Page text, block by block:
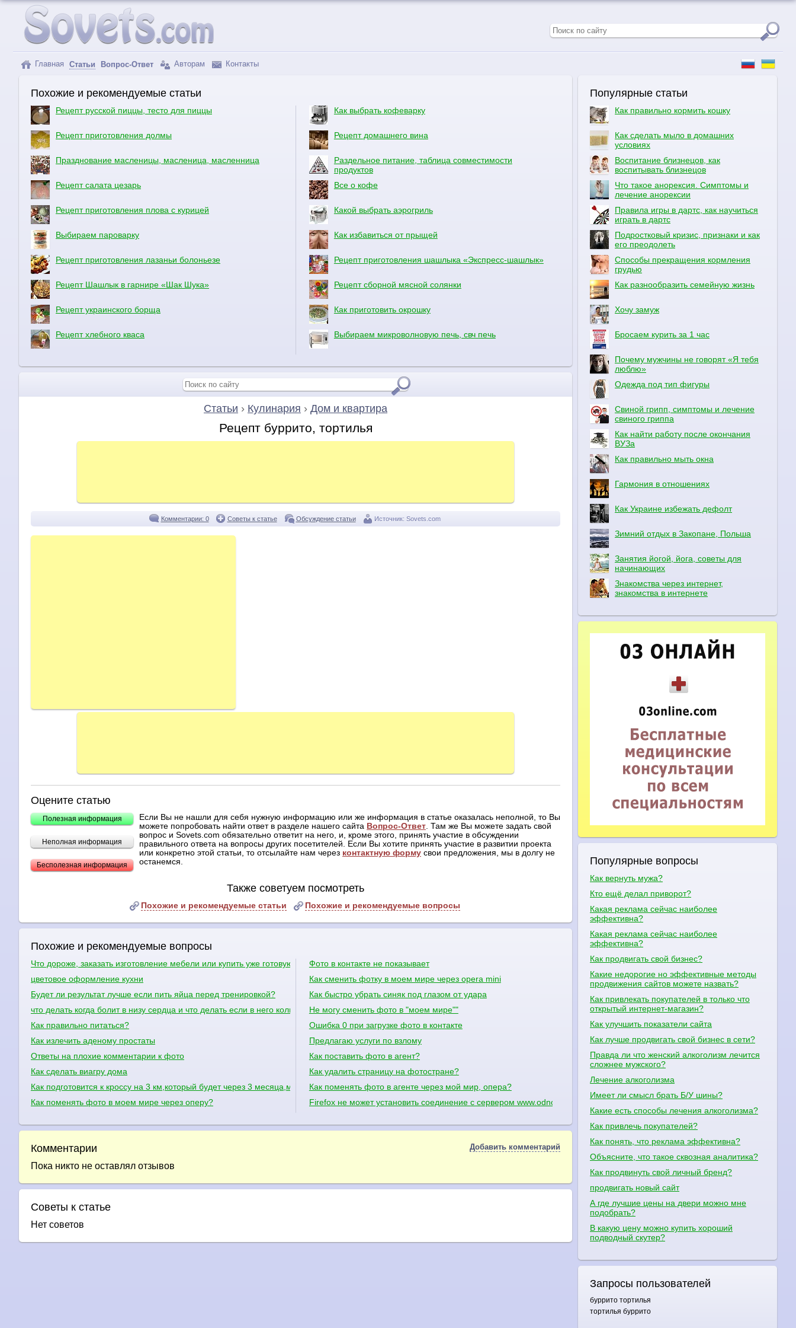
Главная Статьи Вопрос-Ответ Авторам Контакты
Похожие и рекомендуемые статьи
Рецепт русской пиццы, тесто для пиццы
Рецепт приготовления долмы
Празднование масленицы, масленица, масленница
Рецепт салата цезарь
Рецепт приготовления плова с курицей
Выбираем пароварку
Рецепт приготовления лазаньи болоньезе
Рецепт Шашлык в гарнире «Шак Шука»
Рецепт украинского борща
Рецепт хлебного кваса
Как выбрать кофеварку
Рецепт домашнего вина
Раздельное питание, таблица совместимости
продуктов
Все о кофе
Какой выбрать аэрогриль
Как избавиться от прыщей
Рецепт приготовления шашлыка «Экспресс-шашлык»
Рецепт сборной мясной солянки
Как приготовить окрошку
Выбираем микроволновую печь, свч печь
Статьи › Кулинария › Дом и квартира
Рецепт буррито, тортилья
Комментарии: 0 Советы к статье Обсуждение статьи Источник: Sovets.com
Оцените статью
Полезная информация
Неполная информация
Бесполезная информация
Если Вы не нашли для себя нужную информацию или же информация в статье оказалась неполной, то Вы
можете попробовать найти ответ в разделе нашего сайта Вопрос-Ответ . Там же Вы можете задать свой
вопрос и Sovets.com обязательно ответит на него, и, кроме этого, принять участие в обсуждении
правильного ответа на вопросы других посетителей. Если Вы хотите принять участие в развитии проекта
или конкретно этой статьи, то отсылайте нам через контактную форму свои предложения, мы в долгу не
останемся.
Также советуем посмотреть
Похожие и рекомендуемые статьи Похожие и рекомендуемые вопросы
Похожие и рекомендуемые вопросы
Что дороже, заказать изготовление мебели или купить уже готовую?
цветовое оформление кухни
Будет ли результат лучше если пить яйца перед тренировкой?
что делать когда болит в низу сердца и что делать если в него колит и через несколько минут перестаёт
Как правильно питаться?
Как излечить аденому простаты
Ответы на плохие комментарии к фото
Как сделать виагру дома
Как подготовится к кроссу на 3 км,который будет через 3 месяца,мне 14 лет
Как поменять фото в моем мире через оперу?
Фото в контакте не показывает
Как сменить фотку в моем мире через opera mini
Как быстро убрать синяк под глазом от удара
Не могу сменить фото в "моем мире""
Ошибка 0 при загрузке фото в контакте
Предлагаю услуги по взлому
Как поставить фото в агент?
Как удалить страницу на фотостране?
Как поменять фото в агенте через мой мир, опера?
Firefox не может установить соединение с сервером www.odnoklassniki.ru
Комментарии Добавить комментарий
Пока никто не оставлял отзывов
Советы к статье
Нет советов
Популярные статьи
Как правильно кормить кошку
Как сделать мыло в домашних
условиях
Воспитание близнецов, как
воспитывать близнецов
Что такое анорексия. Симптомы и
лечение анорексии
Правила игры в дартс, как научиться
играть в дартс
Подростковый кризис, признаки и как
его преодолеть
Способы прекращения кормления
грудью
Как разнообразить семейную жизнь
Хочу замуж
Бросаем курить за 1 час
Почему мужчины не говорят «Я тебя
люблю»
Одежда под тип фигуры
Свиной грипп, симптомы и лечение
свиного гриппа
Как найти работу после окончания
ВУЗа
Как правильно мыть окна
Гармония в отношениях
Как Украине избежать дефолт
Зимний отдых в Закопане, Польша
Занятия йогой, йога, советы для
начинающих
Знакомства через интернет,
знакомства в интернете
Популярные вопросы
Как вернуть мужа?
Кто ещё делал приворот?
Какая реклама сейчас наиболее
эффективна?
Какая реклама сейчас наиболее
эффективна?
Как продвигать свой бизнес?
Какие недорогие но эффективные методы
продвижения сайтов можете назвать?
Как привлекать покупателей в только что
открытый интернет-магазин?
Как улучшить показатели сайта
Как лучше продвигать свой бизнес в сети?
Правда ли что женский алкоголизм лечится
сложнее мужского?
Лечение алкоголизма
Имеет ли смысл брать Б/У шины?
Какие есть способы лечения алкоголизма?
Как привлечь покупателей?
Как понять, что реклама эффективна?
Объясните, что такое сквозная аналитика?
Как продвинуть свой личный бренд?
продвигать новый сайт
А где лучшие цены на двери можно мне
подобрать?
В какую цену можно купить хороший
подводный скутер?
Запросы пользователей
буррито тортилья
тортилья буррито